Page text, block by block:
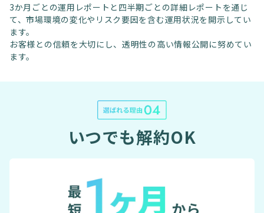
3か月ごとの運用レポートと四半期ごとの詳細レポートを通じ
て、市場環境の変化やリスク要因を含む運用状況を開示してい
ます。
お客様との信頼を大切にし、透明性の高い情報公開に努めてい
ます。
いつでも解約OK